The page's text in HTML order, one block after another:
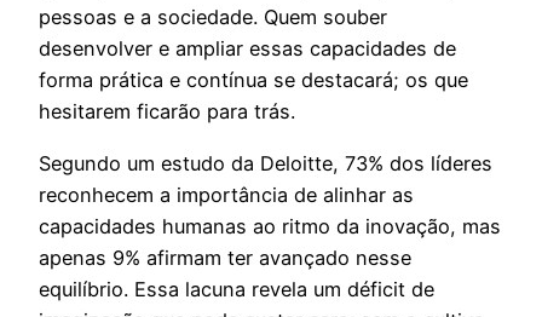
pessoas e a sociedade. Quem souber
desenvolver e ampliar essas capacidades de
forma prática e contínua se destacará; os que
hesitarem ficarão para trás.
Segundo um estudo da Deloitte, 73% dos líderes
reconhecem a importância de alinhar as
capacidades humanas ao ritmo da inovação, mas
apenas 9% afirmam ter avançado nesse
equilíbrio. Essa lacuna revela um déficit de